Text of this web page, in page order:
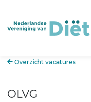
Overzicht vacatures
OLVG